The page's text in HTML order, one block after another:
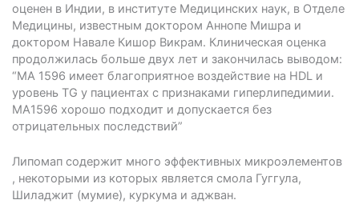
оценен в Индии, в институте Медицинских наук, в Отделе
Медицины, известным доктором Аннопе Мишра и
доктором Навале Кишор Викрам. Клиническая оценка
продолжилась больше двух лет и закончилась выводом:
“МА­ 1596 имеет благоприятное воздействие на HDL и
уровень TG у пациентах с признаками гиперлипедимии.
МА­1596 хорошо подходит и допускается без
отрицательных последствий”
Липомап содержит много эффективных микроэлементов
, некоторыми из которых является смола Гуггула,
Шиладжит (мумие), куркума и аджван.